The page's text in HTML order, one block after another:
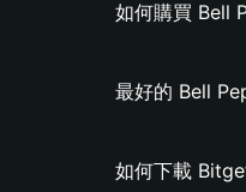
如何購買 Bell
最好的 Bell
如何下載